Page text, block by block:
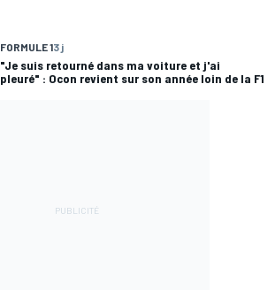
FORMULE 13 j
"Je suis retourné dans ma voiture et j'ai
pleuré" : Ocon revient sur son année loin de la F1